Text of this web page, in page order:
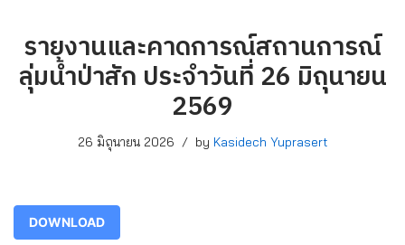
รายงานและคาดการณ์สถานการณ์
ลุ่มน้ำป่าสัก ประจำวันที่ 26 มิถุนายน
2569
26 มิถุนายน 2026 by Kasidech Yuprasert
DOWNLOAD